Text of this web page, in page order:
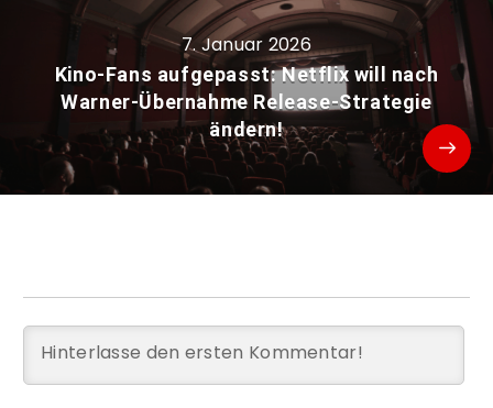
7. Januar 2026
Kino-Fans aufgepasst: Netflix will nach
Warner-Übernahme Release-Strategie
ändern!